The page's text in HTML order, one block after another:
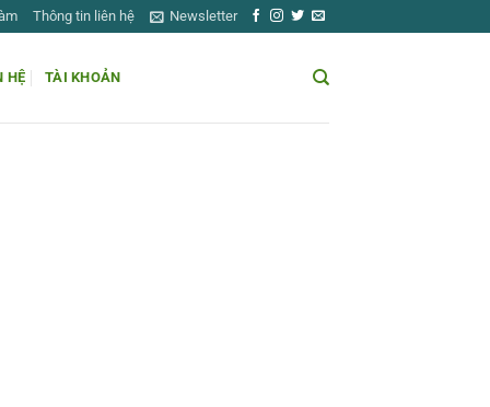
Thông tin liên hệ Newsletter
HỆ TÀI KHOẢN